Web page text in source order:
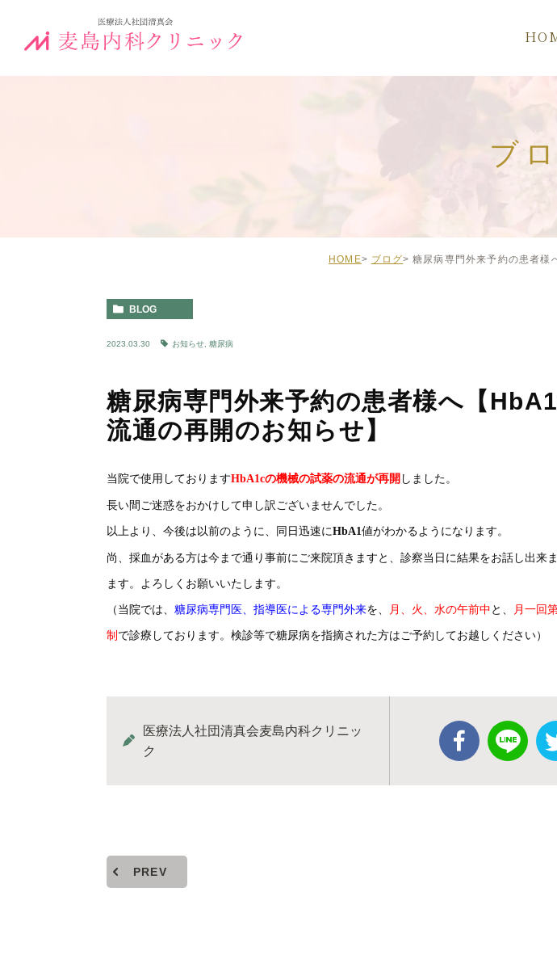
ブ
HOME ブログ 糖尿病専門外来予約の患者様
BLOG
2023.03.30 お知らせ 糖尿病
糖尿病専門外来予約の患者様へ【
流通の再開のお知らせ】
当院で使用しておりますHbA1cの機械の試薬の流通が再開 しました。
長い間ご迷惑をおかけして申し訳ございませんでした。
以上より、今後は以前のように、同日迅速にHbA1値がわかるようになります。
尚、採血がある方は今まで通り事前にご来院頂きますと、診察当日に結果をお話し出来
ます。よろしくお願いいたします。
（当院では、 糖尿病専門医、指導医による専門外来を、 月、火、水の午前中と、
月一回
制 で診療しております。検診等で糖尿病を指摘された方はご予約してお越しください）
医療法人社団清真会麦島内科クリニッ
ク
PREV